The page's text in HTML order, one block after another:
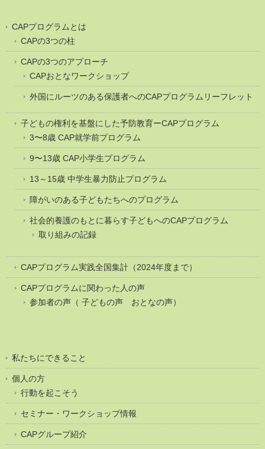
CAPプログラムとは
CAPの3つの柱
CAPの3つのアプローチ
CAPおとなワークショップ
外国にルーツのある保護者へのCAPプログラムリーフレット
子どもの権利を基盤にした予防教育ーCAPプログラム
3〜8歳 CAP就学前プログラム
9〜13歳 CAP小学生プログラム
13～15歳 中学生暴力防止プログラム
障がいのある子どもたちへのプログラム
社会的養護のもとに暮らす子どもへのCAPプログラム
取り組みの記録
CAPプログラム実践全国集計（2024年度まで）
CAPプログラムに関わった人の声
参加者の声（ 子どもの声 おとなの声）
私たちにできること
個人の方
行動を起こそう
セミナー・ワークショップ情報
CAPグループ紹介